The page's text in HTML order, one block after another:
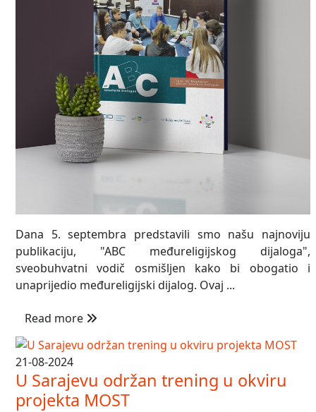
Dana 5. septembra predstavili smo našu najnoviju
publikaciju, "ABC međureligijskog dijaloga",
sveobuhvatni vodič osmišljen kako bi obogatio i
unaprijedio međureligijski dijalog. Ovaj ...
Read more
21-08-2024
U Sarajevu održan trening u okviru
projekta MOST